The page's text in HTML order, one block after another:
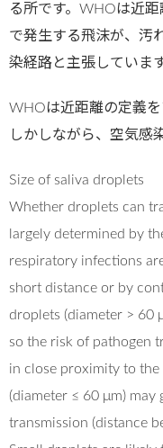
る所です。WHOは近
で発生する飛沫が、汚
染経路と主張しています
WHOは近距離の定義
しかしながら、空気感
Size of saliva droplets
Whether droplets can
largely determined by
respiratory infections
short distance or by
droplets (diameter > 60
so the risk of pathogen
in close proximity to
(diameter ≤ 60 μm)
transmission (distance